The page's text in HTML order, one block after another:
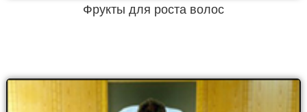
Фрукты для роста волос